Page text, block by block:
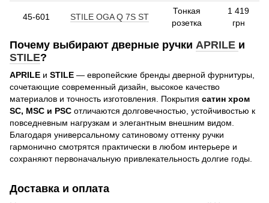
45-601 STILE OGA Q 7S ST
Тонкая
розетка
1 419
грн
Почему выбирают дверные ручки APRILE и
STILE?
APRILE и STILE — европейские бренды дверной фурнитуры,
сочетающие современный дизайн, высокое качество
материалов и точность изготовления. Покрытия сатин хром
SC, MSC и PSC отличаются долговечностью, устойчивостью к
повседневным нагрузкам и элегантным внешним видом.
Благодаря универсальному сатиновому оттенку ручки
гармонично смотрятся практически в любом интерьере и
сохраняют первоначальную привлекательность долгие годы.
Доставка и оплата